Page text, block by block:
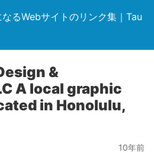
るWebサイトのリンク集｜Tau
&
A local graphic
in Honolulu,
10年前